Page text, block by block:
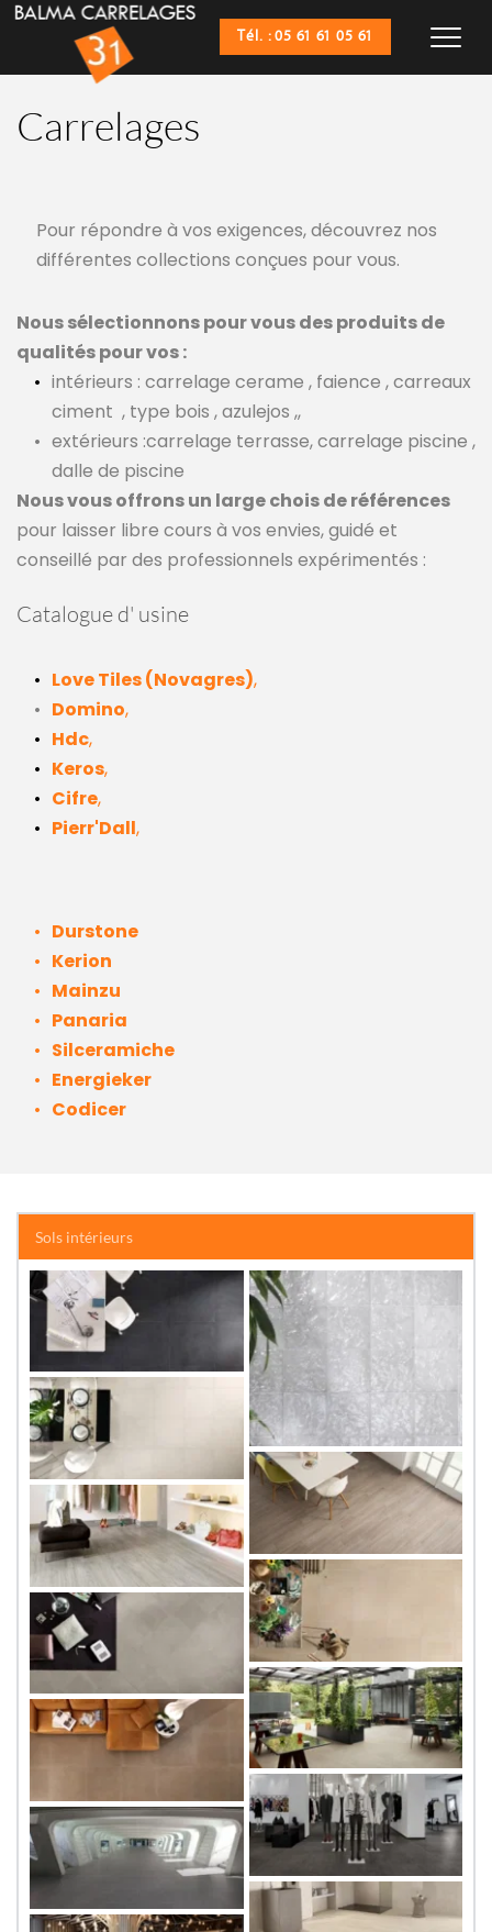
Tél. : 05 61 61 05 61
Carrelages
Pour répondre à vos exigences, découvrez nos
différentes collections conçues pour vous.
Nous sélectionnons pour vous des produits de
qualités pour vos :
intérieurs : carrelage cerame , faience , carreaux
ciment , type bois , azulejos ,,
extérieurs :carrelage terrasse, carrelage piscine ,
dalle de piscine
Nous vous offrons un large chois de références
pour laisser libre cours à vos envies, guidé et
conseillé par des professionnels expérimentés :
Catalogue d' usine
Love Tiles (Novagres),
Domino,
Hdc,
Keros,
Cifre,
Pierr'Dall,
Durstone
Kerion
Mainzu
Panaria
Silceramiche
Energieker
Codicer
Sols intérieurs